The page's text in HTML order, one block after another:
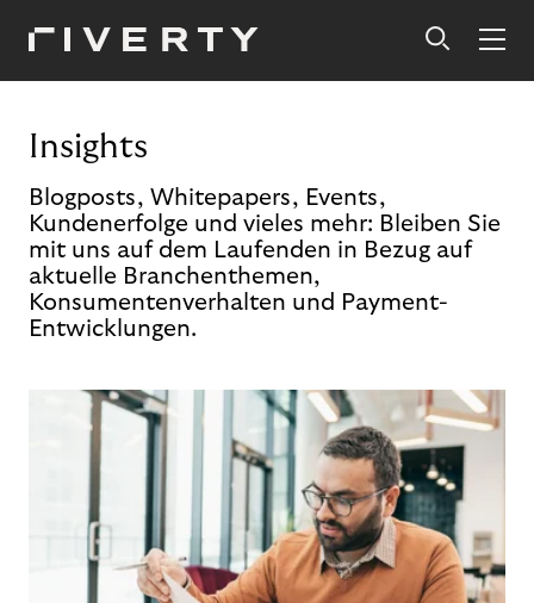
Insights
Blogposts, Whitepapers, Events,
Kundenerfolge und vieles mehr: Bleiben Sie
mit uns auf dem Laufenden in Bezug auf
aktuelle Branchenthemen,
Konsumentenverhalten und Payment-
Entwicklungen.